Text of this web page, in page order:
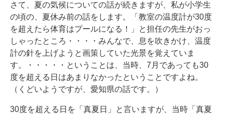
さて、夏の気候についての話が続きますが、私が小学生
の頃の、夏休み前の話をします。「教室の温度計が30度
を超えたら体育はプールになる！」と担任の先生がおっ
しゃったところ・・・・みんなで、息を吹きかけ、温度
計の針を上げようと画策していた光景を覚えていま
す。・・・・・ということは、当時、7月であっても30
度を超える日はあまりなかったということですよね。
（くどいようですが、愛知県の話です。）
30度を超える日を「真夏日」と言いますが、当時「真夏